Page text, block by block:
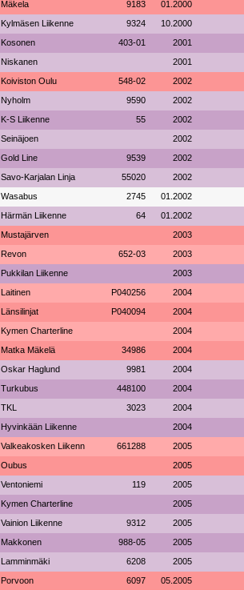
Mäkela 9183 01.2000
Kylmäsen Liikenne 9324 10.2000
Kosonen 403-01 2001
Niskanen 2001
Koiviston Oulu 548-02 2002
Nyholm 9590 2002
K-S Liikenne 55 2002
Seinäjoen 2002
Gold Line 9539 2002
Savo-Karjalan Linja 55020 2002
Wasabus 2745 01.2002
Härmän Liikenne 64 01.2002
Mustajärven 2003
Revon 652-03 2003
Pukkilan Liikenne 2003
Laitinen P040256 2004
Länsilinjat P040094 2004
Kymen Charterline 2004
Matka Mäkelä 34986 2004
Oskar Haglund 9981 2004
Turkubus 448100 2004
TKL 3023 2004
Hyvinkään Liikenne 2004
Valkeakosken Liikenn 661288 2005
Oubus 2005
Ventoniemi 119 2005
Kymen Charterline 2005
Vainion Liikenne 9312 2005
Makkonen 988-05 2005
Lamminmäki 6208 2005
Porvoon 6097 05.2005